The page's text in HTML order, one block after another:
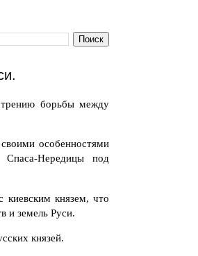
борьбы между
особенностями
Нередицы под
киевским князем, что
и земель Руси.
князей.